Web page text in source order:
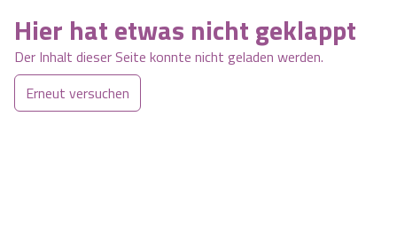
Hier hat etwas nicht geklappt
Der Inhalt dieser Seite konnte nicht geladen werden.
Erneut versuchen